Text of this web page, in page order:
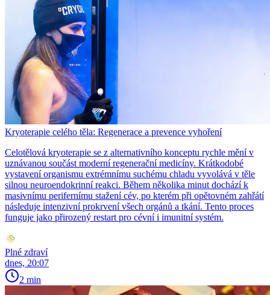
Kryoterapie celého těla: Regenerace a prevence vyhoření
Celotělová kryoterapie se z alternativního konceptu rychle mění v
uznávanou součást moderní regenerační medicíny. Krátkodobé
vystavení organismu extrémnímu suchému chladu vyvolává v těle
silnou neuroendokrinní reakci. Během několika minut dochází k
masivnímu perifernímu stažení cév, po kterém při opětovném zahřátí
následuje intenzivní prokrvení všech orgánů a tkání. Tento proces
funguje jako přirozený restart pro cévní i imunitní systém.
Plné zdraví
dnes, 20:07
2 min